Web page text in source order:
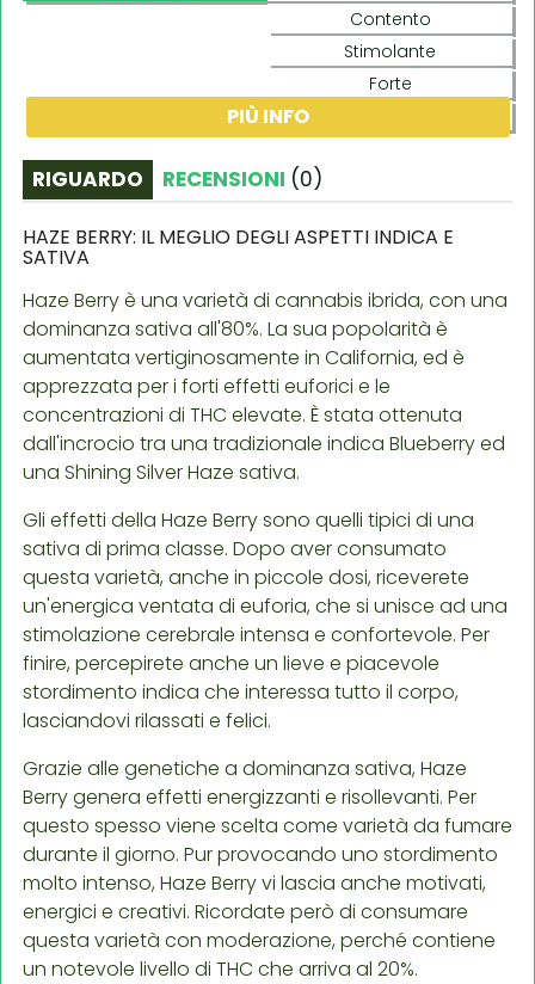
Contento
Stimolante
Forte
PIÙ INFO
RIGUARDO RECENSIONI (0)
HAZE BERRY: IL MEGLIO DEGLI ASPETTI INDICA E
SATIVA
Haze Berry è una varietà di cannabis ibrida, con una
dominanza sativa all'80%. La sua popolarità è
aumentata vertiginosamente in California, ed è
apprezzata per i forti effetti euforici e le
concentrazioni di THC elevate. È stata ottenuta
dall'incrocio tra una tradizionale indica Blueberry ed
una Shining Silver Haze sativa.
Gli effetti della Haze Berry sono quelli tipici di una
sativa di prima classe. Dopo aver consumato
questa varietà, anche in piccole dosi, riceverete
un'energica ventata di euforia, che si unisce ad una
stimolazione cerebrale intensa e confortevole. Per
finire, percepirete anche un lieve e piacevole
stordimento indica che interessa tutto il corpo,
lasciandovi rilassati e felici.
Grazie alle genetiche a dominanza sativa, Haze
Berry genera effetti energizzanti e risollevanti. Per
questo spesso viene scelta come varietà da fumare
durante il giorno. Pur provocando uno stordimento
molto intenso, Haze Berry vi lascia anche motivati,
energici e creativi. Ricordate però di consumare
questa varietà con moderazione, perché contiene
un notevole livello di THC che arriva al 20%.